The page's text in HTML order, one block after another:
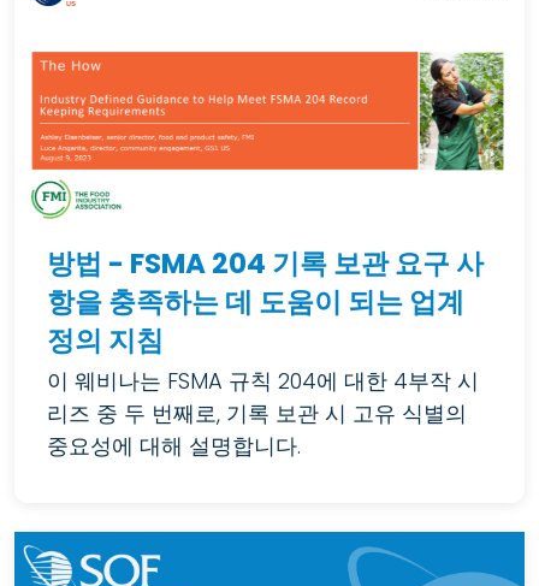
방법 - FSMA 204 기록 보관 요구 사
항을 충족하는 데 도움이 되는 업계
정의 지침
이 웨비나는 FSMA 규칙 204에 대한 4부작 시
리즈 중 두 번째로, 기록 보관 시 고유 식별의
중요성에 대해 설명합니다.